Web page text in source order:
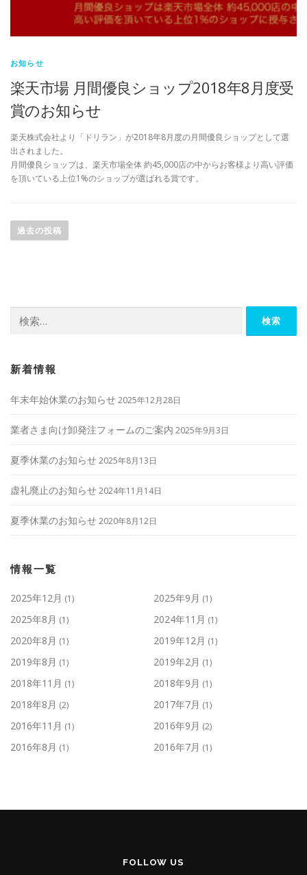
お知らせ
楽天市場 月間優良ショップ2018年8月度受
賞のお知らせ
楽天株式会社より「ドリラン」が2018年8月度の月間優良ショップとして選
出されました。
月間優良ショップは、楽天市場全体 約45,000店の中からお客様より高い評価
を頂いている上位1%のショップが選ばれる賞です。
稿
シ
過去の投稿
索:
新着情報
年末年始休業のお知らせ2025年12月28日
業者さま向け卸発注フォームのご案内 2025年9月3日
夏季休業のお知らせ2025年8月13日
虚礼廃止のお知らせ2024年11月14日
夏季休業のお知らせ2020年8月12日
情報一覧
2025年12月 (1) 2025年9月 (1)
2025年8月 (1) 2024年11月 (1)
2020年8月 (1) 2019年12月 (1)
2019年8月 (1) 2019年2月 (1)
2018年11月 (1) 2018年9月 (1)
2018年8月 (2) 2017年7月 (1)
2016年11月 (1) 2016年9月 (2)
2016年8月 (1) 2016年7月 (1)
FOLLOW US